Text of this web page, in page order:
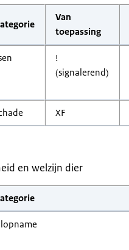
Van
toepassing
!
(signalerend)
XF
en welzijn dier